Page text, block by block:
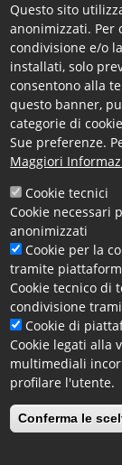
Contestazioni
Chiunque può
qualora
rispettato il
vengono
NB: le
elementi di
In caso di
di
del Codice di
essere
menzione
Invio di una
Suggerimenti
E' possibile
studi, ricerche,
Questo sito
anonimizzati. Per
condivisione e/o
installati, solo
consentono alla
questo banner,
categorie di
Sue preferenze.
Maggiori
Cookie tecnici
Cookie necessari
anonimizzati
Cookie per la
tramite
Cookie tecnico di
condivisione
Cookie di
Cookie legati alla
multimediali
profilare l'utente.
Conferma le